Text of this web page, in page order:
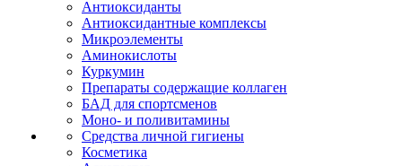
Антиоксиданты
Антиоксидантные комплексы
Микроэлементы
Аминокислоты
Куркумин
Препараты содержащие коллаген
БАД для спортсменов
Моно- и поливитамины
Средства личной гигиены
Косметика